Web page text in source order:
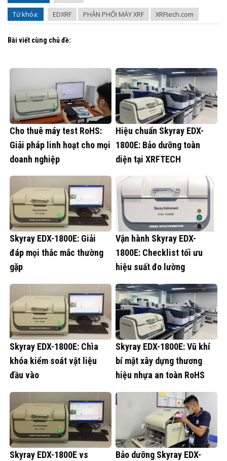
Từ khóa:
EDXRF PHÂN PHỐI MÁY XRF XRFtech.com
Bài viết cùng chủ đề:
Cho thuê máy test RoHS:
Giải pháp linh hoạt cho mọi
doanh nghiệp
Hiệu chuẩn Skyray EDX-
1800E: Bảo dưỡng toàn
diện tại XRFTECH
Skyray EDX-1800E: Giải
đáp mọi thắc mắc thường
gặp
Vận hành Skyray EDX-
1800E: Checklist tối ưu
hiệu suất đo lường
Skyray EDX-1800E: Chìa
khóa kiểm soát vật liệu
đầu vào
Skyray EDX-1800E: Vũ khí
bí mật xây dựng thương
hiệu nhựa an toàn RoHS
Skyray EDX-1800E vs
Bảo dưỡng Skyray EDX-